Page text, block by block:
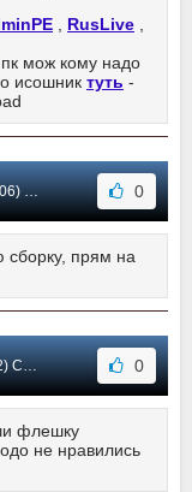
RusLive
мож кому надо
исошник туть -
#539 0
прям на
0
флешку
не нравились